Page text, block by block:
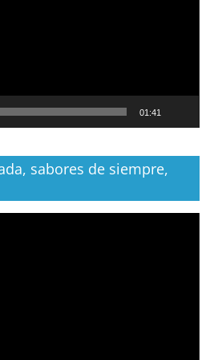
01:41
sabores de siempre,